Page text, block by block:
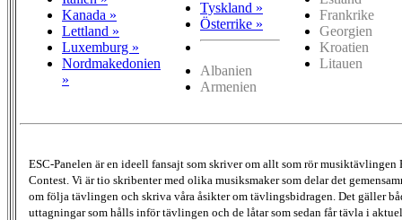
Kanada »
Lettland »
Luxemburg »
Nordmakedonien
»
Tyskland »
Österrike »
Albanien
Armenien
Frankrike
Georgien
Kroatien
Litauen
ESC-Panelen är en ideell fansajt som skriver om allt som rör musiktävlingen
Contest. Vi är tio skribenter med olika musiksmaker som delar det
om följa tävlingen och skriva våra åsikter om tävlingsbidragen. Det gäller
uttagningar som hålls inför tävlingen och de låtar som sedan får tävla i